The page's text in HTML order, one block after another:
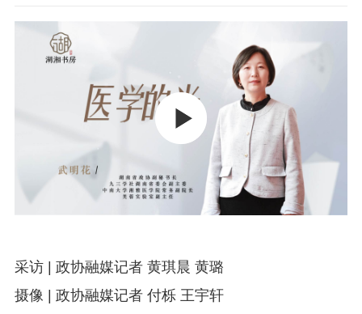
采访 | 政协融媒记者 黄琪晨 黄璐
摄像 | 政协融媒记者 付栎 王宇轩